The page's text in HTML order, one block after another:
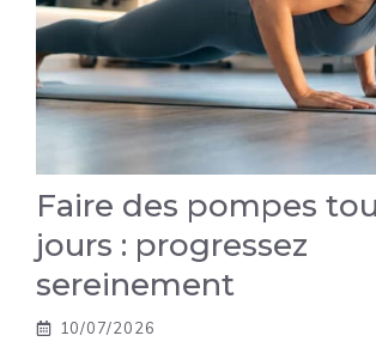
Faire des pompes
jours : progressez
sereinement
10/07/2026